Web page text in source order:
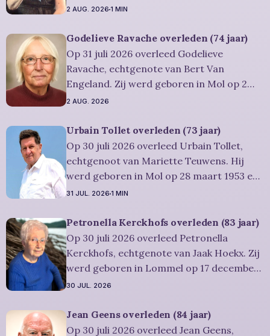
is overleden in Lommel op 1 augustus
werd 84 jaar. Rouwbericht Severens: De
uitvaartdienst zal in besloten kring
plaatshebben. U kan Miet
2 AUG. 2026 1 MIN
Godelieve Ravache overleden (74 jaar)
Op 31 juli 2026 overleed Godelieve
Ravache, echtgenote van Bert Van
Engeland. Zij werd geboren in Mol op 2
juni 1952 en is overleden in Lommel op 31
werd 74 jaar. Rouwbericht Severens: De
afscheidsviering heeft plaats in besloten
kring. U kan
2 AUG. 2026
Urbain Tollet overleden (73 jaar)
Op 30 juli 2026 overleed Urbain Tollet,
echtgenoot van Mariette Teuwens. Hij
werd geboren in Mol op 28 maart 1953 en
is overleden in Overpelt op 30 juli 2026. Hij
jaar. Rouwbericht Severens: De
afscheidsviering van Urbain waarop u
vriendelijk wordt uitgenodigd, zal
31 JUL. 2026 1 MIN
Petronella Kerckhofs overleden (83 jaar)
Op 30 juli 2026 overleed Petronella
Kerckhofs, echtgenote van Jaak Hoekx. Zij
werd geboren in Lommel op 17 december
1942 en is overleden in Overpelt op 30 juli
werd 83 jaar. Rouwbericht Severens: De
afscheidsplechtígheid van Irène zal
30 JUL. 2026
Jean Geens overleden (84 jaar)
Op 30 juli 2026 overleed Jean Geens,